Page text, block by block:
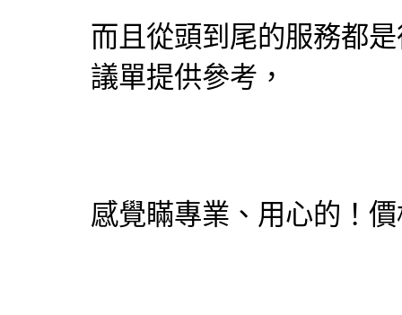
而且從頭到尾的服務都
議單提供參考，
感覺瞞專業、用心的！